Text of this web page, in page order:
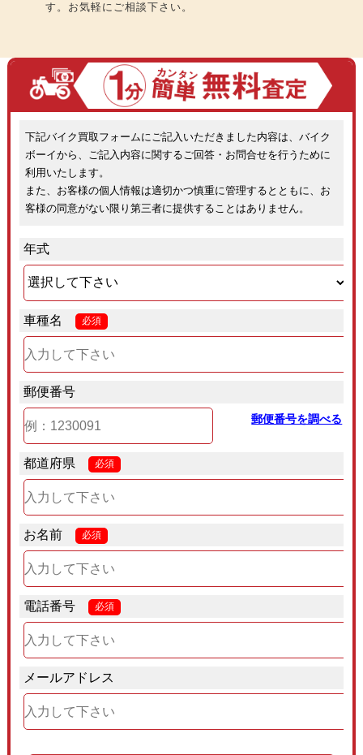
す。お気軽にご相談下さい。
下記バイク買取フォームにご記入いただきました内容は、バイク
ボーイから、ご記入内容に関するご回答・お問合せを行うために
利用いたします。
また、お客様の個人情報は適切かつ慎重に管理するとともに、お
客様の同意がない限り第三者に提供することはありません。
年式
車種名 必須
郵便番号
郵便番号を調べる
都道府県 必須
お名前 必須
電話番号 必須
メールアドレス